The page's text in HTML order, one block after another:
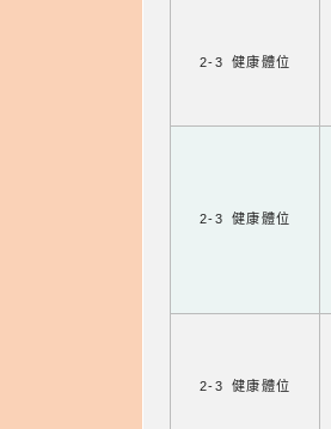
2-3 健康體位
2-3 健康體位
2-3 健康體位